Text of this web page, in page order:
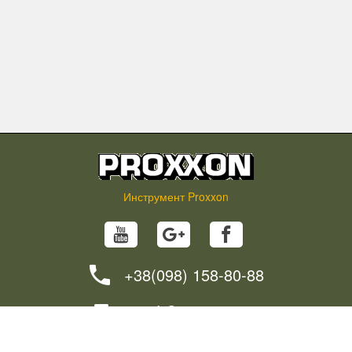
Инструмент Proxxon
+38(098) 158-80-88
info@proxxon.in.ua